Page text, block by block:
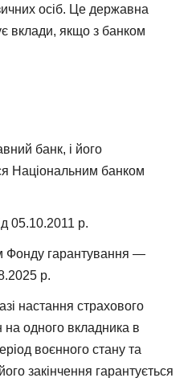
осіб. Це державна
вклади, якщо з банком
банк, і його
Національним банком
05.10.2011 р.
Фонду гарантування —
р.
настання страхового
одного вкладника в
воєнного стану та
закінчення гарантується